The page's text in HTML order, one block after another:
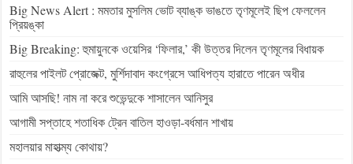
Big News Alert : মমতার মুসলিম ভোট ব্যাঙ্ক ভাঙতে তৃণমূলেই ছিপ ফেললেন
প্রিয়ঙ্কা
Big Breaking: হুমায়ুনকে ওয়েসির ‘ফিলার,’ কী উত্তর দিলেন তৃণমূলের বিধায়ক
রাহুলের পাইলট প্রোজেক্ট, মুর্শিদাবাদ কংগ্রেসে আধিপত্য হারাতে পারেন অধীর
আমি আসছি! নাম না করে শুভেন্দুকে শাসালেন আনিসুর
আগামী সপ্তাহে শতাধিক ট্রেন বাতিল হাওড়া-বর্ধমান শাখায়
মহালয়ার মাহাত্ম্য কোথায়?